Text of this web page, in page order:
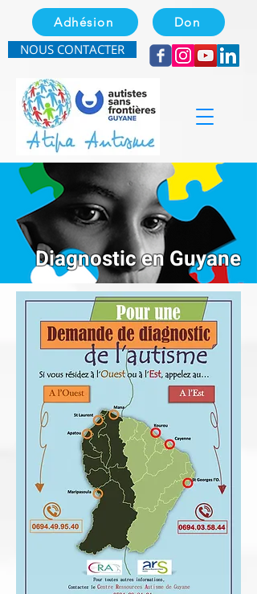
Adhésion Don
NOUS CONTACTER
Diagnostic en Guyane